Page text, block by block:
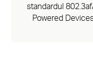
standardul
Powered